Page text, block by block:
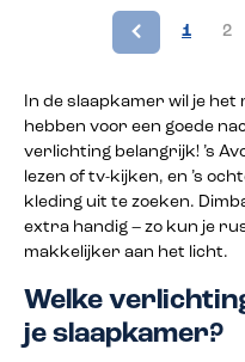
1 2
In de slaapkamer wil je
hebben voor een goede
verlichting belangrijk! ’s
lezen of tv-kijken, en ’s
kleding uit te zoeken.
extra handig – zo kun je
makkelijker aan het licht.
Welke
je slaapkamer?